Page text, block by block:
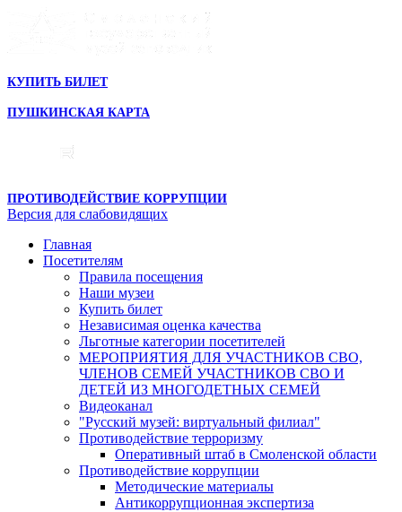
КУПИТЬ БИЛЕТ
ПУШКИНСКАЯ КАРТА
ПРОТИВОДЕЙСТВИЕ КОРРУПЦИИ
Версия для слабовидящих
Главная
Посетителям
Правила посещения
Наши музеи
Купить билет
Независимая оценка качества
Льготные категории посетителей
МЕРОПРИЯТИЯ ДЛЯ УЧАСТНИКОВ СВО,
ЧЛЕНОВ СЕМЕЙ УЧАСТНИКОВ СВО И
ДЕТЕЙ ИЗ МНОГОДЕТНЫХ СЕМЕЙ
Видеоканал
"Русский музей: виртуальный филиал"
Противодействие терроризму
Оперативный штаб в Смоленской области
Противодействие коррупции
Методические материалы
Антикоррупционная экспертиза